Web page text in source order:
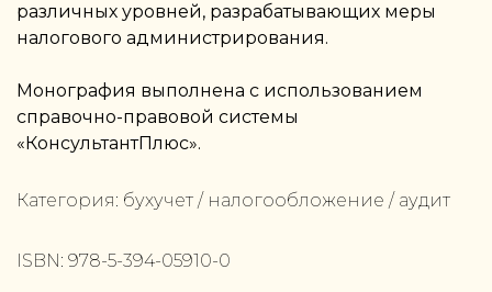
различных уровней, разрабатывающих меры
налогового администрирования.
Монография выполнена с использованием
справочно-правовой системы
«КонсультантПлюс».
Категория: бухучет / налогообложение / аудит
ISBN: 978-5-394-05910-0